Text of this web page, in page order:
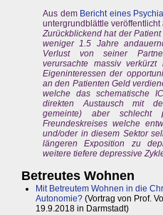
Aus dem Bericht eines
untergrundblättle veröffentlicht
Zurückblickend hat der
weniger 1.5 Jahre
Verlust von seiner
verursachte massiv
Eigeninteressen der
an den Patienten Geld
welche das schematische
direkten Austausch mit
gemeinte) aber schlecht
Freundeskreises welche
und/oder in diesem Sektor
längeren Exposition zu
weitere tiefere depressive
Betreutes Wohnen
Mit Betreutem Wohnen in die
Autonomie? (Vortrag von Prof.
19.9.2018 in Darmstadt)